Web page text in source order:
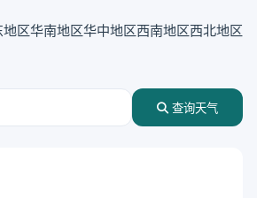
区华南地区华中地区西南地区西北地区
查询天气